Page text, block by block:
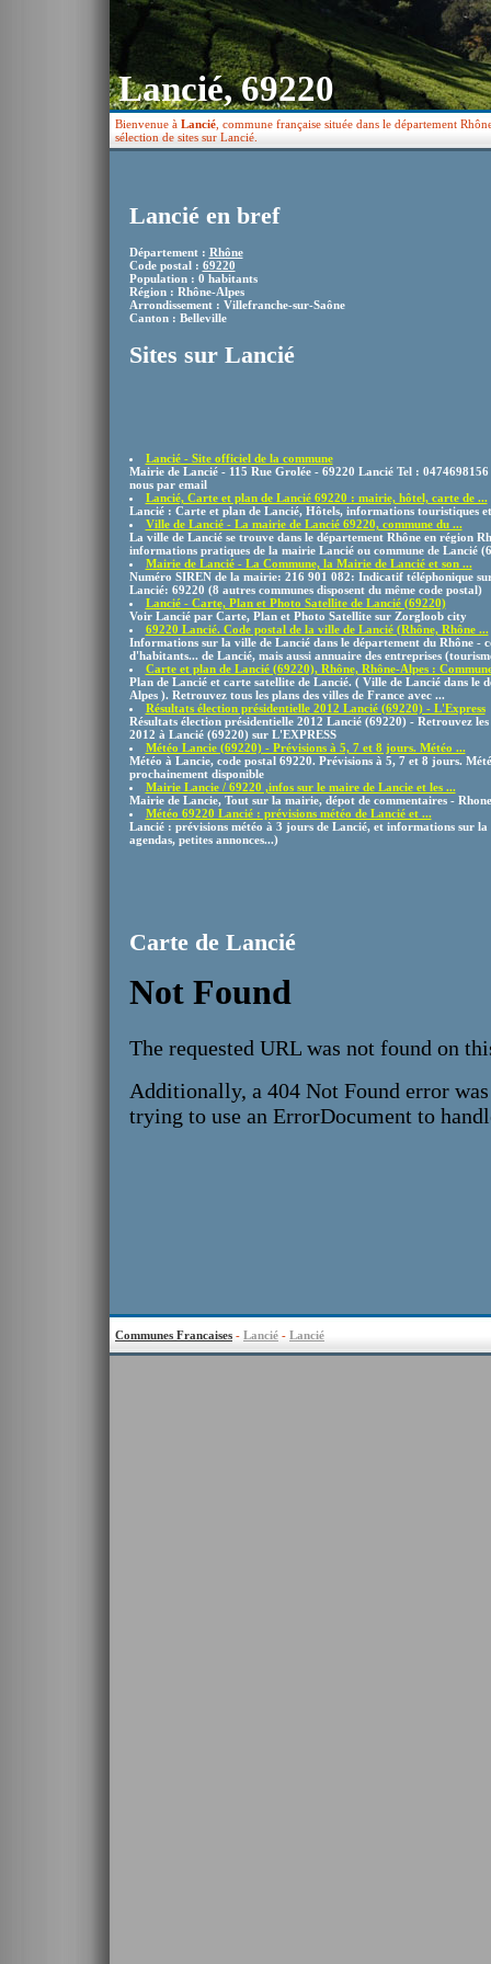
Lancié, 69220
Bienvenue à Lancié , commune française située dans le département
sélection de sites sur Lancié.
Lancié en bref
Département : Rhône
Code postal : 69220
Population : 0 habitants
Région : Rhône-Alpes
Arrondissement : Villefranche-sur-Saône
Canton : Belleville
Sites sur Lancié
Lancié - Site officiel de la commune
Mairie de Lancié - 115 Rue Grolée - 69220 Lancié Tel :
nous par email
Lancié, Carte et plan de Lancié 69220 : mairie, hôtel, carte de ...
Lancié : Carte et plan de Lancié, Hôtels, informations touristiques
Ville de Lancié - La mairie de Lancié 69220, commune du ...
La ville de Lancié se trouve dans le département Rhône en région
informations pratiques de la mairie Lancié ou commune de Lancié
Mairie de Lancié - La Commune, la Mairie de Lancié et son ...
Numéro SIREN de la mairie: 216 901 082: Indicatif téléphonique
Lancié: 69220 (8 autres communes disposent du même code postal)
Lancié - Carte, Plan et Photo Satellite de Lancié (69220)
Voir Lancié par Carte, Plan et Photo Satellite sur Zorgloob city
69220 Lancié. Code postal de la ville de Lancié (Rhône, Rhône ...
Informations sur la ville de Lancié dans le département du Rhône -
d'habitants... de Lancié, mais aussi annuaire des entreprises
Carte et plan de Lancié (69220), Rhône, Rhône-Alpes :
Plan de Lancié et carte satellite de Lancié. ( Ville de Lancié dans le
Alpes ). Retrouvez tous les plans des villes de France avec ...
Résultats élection présidentielle 2012 Lancié (69220) - L'Express
Résultats élection présidentielle 2012 Lancié (69220) - Retrouvez
2012 à Lancié (69220) sur L'EXPRESS
Météo Lancie (69220) - Prévisions à 5, 7 et 8 jours. Météo ...
Météo à Lancie, code postal 69220. Prévisions à 5, 7 et 8 jours.
prochainement disponible
Mairie Lancie / 69220 ,infos sur le maire de Lancie et les ...
Mairie de Lancie, Tout sur la mairie, dépot de commentaires - Rhone
Météo 69220 Lancié : prévisions météo de Lancié et ...
Lancié : prévisions météo à 3 jours de Lancié, et informations sur la
agendas, petites annonces...)
Carte de Lancié
Communes Francaises - Lancié - Lancié